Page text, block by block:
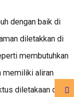
dengan baik di
diletakkan di
membutuhkan
memiliki aliran
diletakaan di